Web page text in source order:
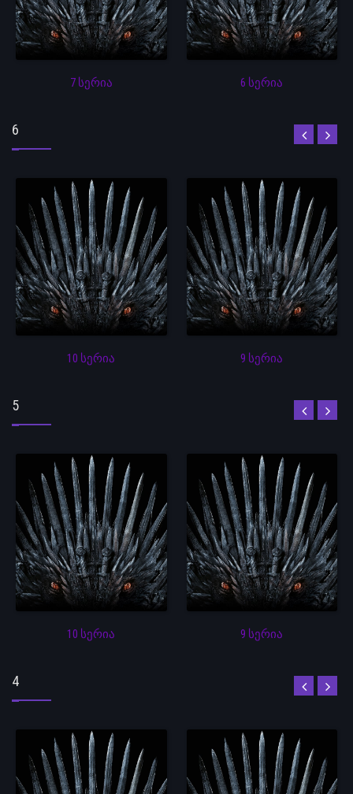
7 სერია 6 სერია
6
10 სერია 9 სერია
5
10 სერია 9 სერია
4